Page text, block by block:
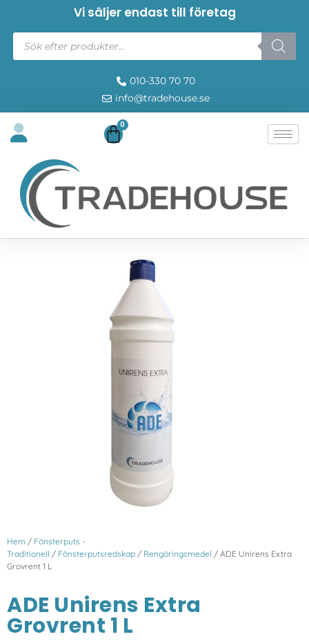
Vi säljer endast till företag
010-330 70 70
info@tradehouse.se
0
Hem / Fönsterputs -
Traditionell / Fönsterputsredskap / Rengöringsmedel / ADE Unirens Extra
Grovrent 1 L
ADE Unirens Extra
Grovrent 1 L